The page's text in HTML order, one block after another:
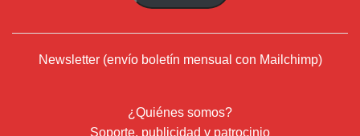
Newsletter (envío boletín mensual con Mailchimp)
¿Quiénes somos?
Soporte, publicidad y patrocinio